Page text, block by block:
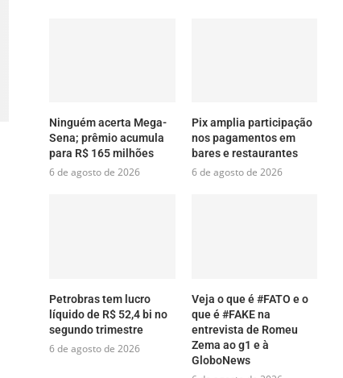
Ninguém acerta Mega-
Sena; prêmio acumula
para R$ 165 milhões
6 de agosto de 2026
Pix amplia participação
nos pagamentos em
bares e restaurantes
6 de agosto de 2026
Petrobras tem lucro
líquido de R$ 52,4 bi no
segundo trimestre
6 de agosto de 2026
Veja o que é #FATO e o
que é #FAKE na
entrevista de Romeu
Zema ao g1 e à
GloboNews